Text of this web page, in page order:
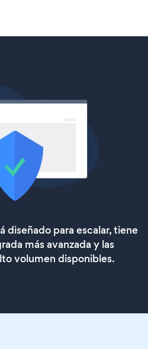
diseñado para escalar, tiene
más avanzada y las
volumen disponibles.